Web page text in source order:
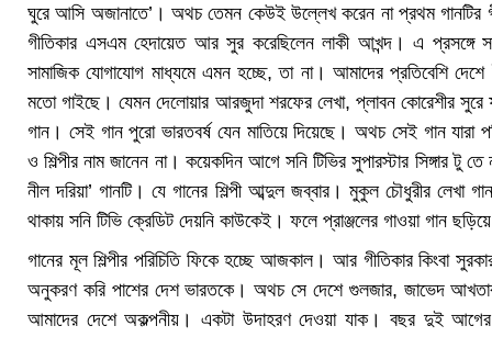
ঘুরে আসি অজানাতে’। অথচ তেমন কেউই উল্লেখ করেন না প্রথম গানটির
গীতিকার এসএম হেদায়েত আর সুর করেছিলেন লাকী আখন্দ। এ প্রসঙ্গে
সামাজিক যোগাযোগ মাধ্যমে এমন হচ্ছে, তা না। আমাদের প্রতিবেশি
মতো গাইছে। যেমন দেলোয়ার আরজুদা শরফের লেখা, প্লাবন কোরেশীর সুরে
গান। সেই গান পুরো ভারতবর্ষ যেন মাতিয়ে দিয়েছে। অথচ সেই গান যারা
ও শিল্পীর নাম জানেন না। কয়েকদিন আগে সনি টিভির সুপারস্টার সিঙ্গার টু তে
নীল দরিয়া’ গানটি। যে গানের শিল্পী আব্দুল জব্বার। মুকুল চৌধুরীর লেখা
থাকায় সনি টিভি ক্রেডিট দেয়নি কাউকেই। ফলে প্রাঞ্জলের গাওয়া গান
গানের মূল শিল্পীর পরিচিতি ফিকে হচ্ছে আজকাল। আর গীতিকার কিংবা
অনুকরণ করি পাশের দেশ ভারতকে। অথচ সে দেশে গুলজার, জাভেদ আখতার
আমাদের দেশে অকল্পনীয়। একটা উদাহরণ দেওয়া যাক। বছর দুই